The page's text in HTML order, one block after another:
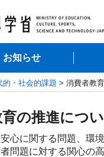
お知らせ
的・社会的課題 > 消費者教
の推進につ
心に関する問題、環
問題に対する関心の